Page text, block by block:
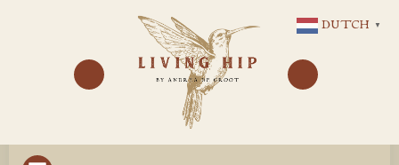
NAAR
DE
INHOUD
DUTCH ▼